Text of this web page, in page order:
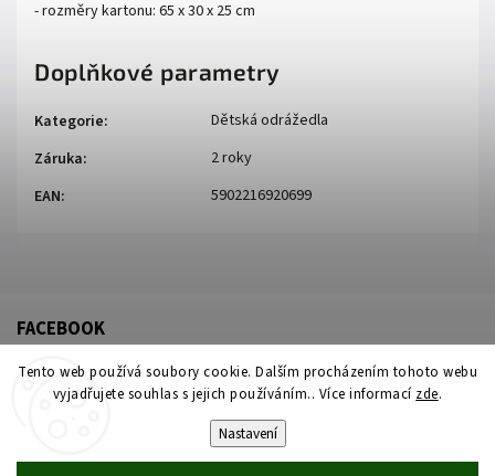
Tento web používá soubory cookie. Dalším procházením tohoto webu
vyjadřujete souhlas s jejich používáním.. Více informací zde.
Nastavení
- rozměry kartonu: 65 x 30 x 25 cm
Doplňkové parametry
Kategorie:
Dětská odrážedla
Záruka:
2 roky
EAN: 5902216920699
FACEBOOK